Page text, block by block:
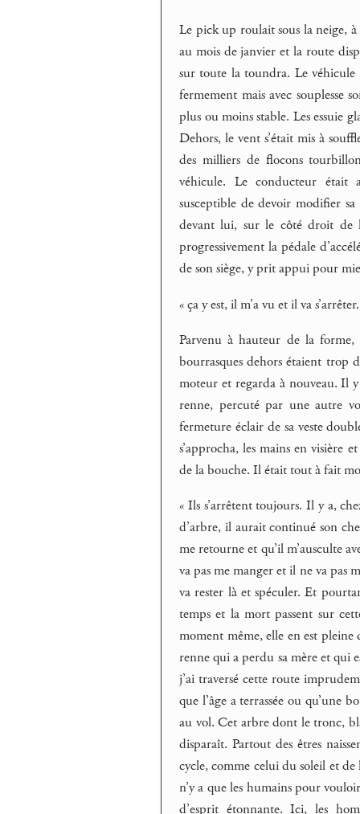
Le pick up roulait sous la neige,
au mois de janvier et la route
sur toute la toundra. Le véhicule
fermement mais avec souplesse
plus ou moins stable. Les essuie
Dehors, le vent s’était mis à
des milliers de flocons
véhicule. Le conducteur était
susceptible de devoir modifier
devant lui, sur le côté droit de
progressivement la pédale
de son siège, y prit appui pour
« ça y est, il m’a vu et il va
Parvenu à hauteur de la forme,
bourrasques dehors étaient trop
moteur et regarda à nouveau. Il
renne, percuté par une autre
fermeture éclair de sa veste
s’approcha, les mains en visière
de la bouche. Il était tout à fait
« Ils s’arrêtent toujours. Il y a,
d’arbre, il aurait continué son
me retourne et qu’il m’ausculte
va pas me manger et il ne va pas
va rester là et spéculer. Et
temps et la mort passent sur
moment même, elle en est
renne qui a perdu sa mère et qui
j’ai traversé cette route
que l’âge a terrassée ou qu’une
au vol. Cet arbre dont le tronc,
disparaît. Partout des êtres
cycle, comme celui du soleil et
n’y a que les humains pour
d’esprit étonnante. Ici, les